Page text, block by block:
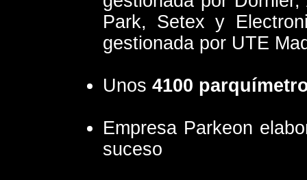
Park, Setex y
gestionada por UTE
Unos 4100
Empresa Parkeon
suceso